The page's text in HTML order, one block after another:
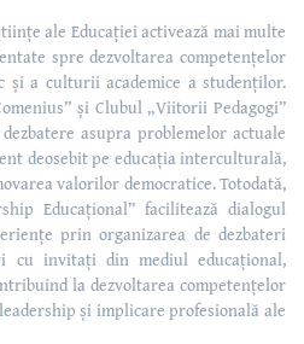
ale Educației activează mai multe
spre dezvoltarea competențelor
a culturii academice a studenților.
și Clubul „Viitorii Pedagogi”
asupra problemelor actuale
deosebit pe educația interculturală,
valorilor democratice. Totodată,
Educațional” facilitează dialogul
prin organizarea de dezbateri
cu invitați din mediul educațional,
la dezvoltarea competențelor
și implicare profesională ale